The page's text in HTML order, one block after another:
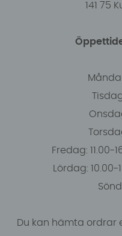
141 75
Fredag: 11.00-
Lördag:
Du kan hämta ordrar